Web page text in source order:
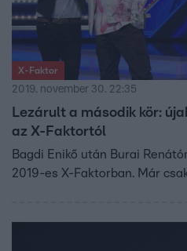
X-Faktor
2019. november 30. 22:35
Lezárult a második kör:
az X-Faktortól
Bagdi Enikő után Burai
2019-es X-Faktorban. Már